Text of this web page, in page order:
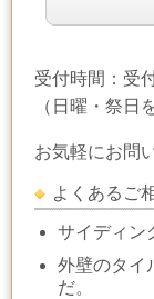
受付時間：受
（日曜・祭日
お気軽にお問
よくあるご
サイディン
外壁のタイ
だ。